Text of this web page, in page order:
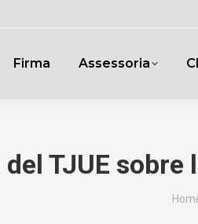
Firma Assessoria
TJUE
You